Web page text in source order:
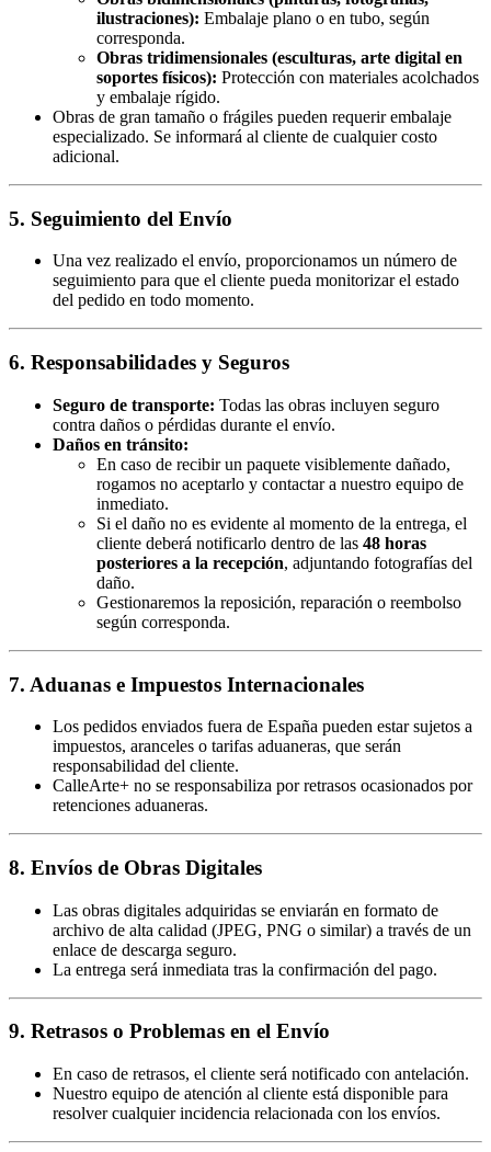
ilustraciones): Embalaje plano o en tubo, según
corresponda.
Obras tridimensionales (esculturas, arte digital en
soportes físicos): Protección con materiales acolchados
y embalaje rígido.
Obras de gran tamaño o frágiles pueden requerir embalaje
especializado. Se informará al cliente de cualquier costo
adicional.
5. Seguimiento del Envío
Una vez realizado el envío, proporcionamos un número de
seguimiento para que el cliente pueda monitorizar el estado
del pedido en todo momento.
6. Responsabilidades y Seguros
Seguro de transporte: Todas las obras incluyen seguro
contra daños o pérdidas durante el envío.
Daños en tránsito:
En caso de recibir un paquete visiblemente dañado,
rogamos no aceptarlo y contactar a nuestro equipo de
inmediato.
Si el daño no es evidente al momento de la entrega, el
cliente deberá notificarlo dentro de las 48 horas
posteriores a la recepción, adjuntando fotografías del
daño.
Gestionaremos la reposición, reparación o reembolso
según corresponda.
7. Aduanas e Impuestos Internacionales
Los pedidos enviados fuera de España pueden estar sujetos a
impuestos, aranceles o tarifas aduaneras, que serán
responsabilidad del cliente.
CalleArte+ no se responsabiliza por retrasos ocasionados por
retenciones aduaneras.
8. Envíos de Obras Digitales
Las obras digitales adquiridas se enviarán en formato de
archivo de alta calidad (JPEG, PNG o similar) a través de un
enlace de descarga seguro.
La entrega será inmediata tras la confirmación del pago.
9. Retrasos o Problemas en el Envío
En caso de retrasos, el cliente será notificado con antelación.
Nuestro equipo de atención al cliente está disponible para
resolver cualquier incidencia relacionada con los envíos.